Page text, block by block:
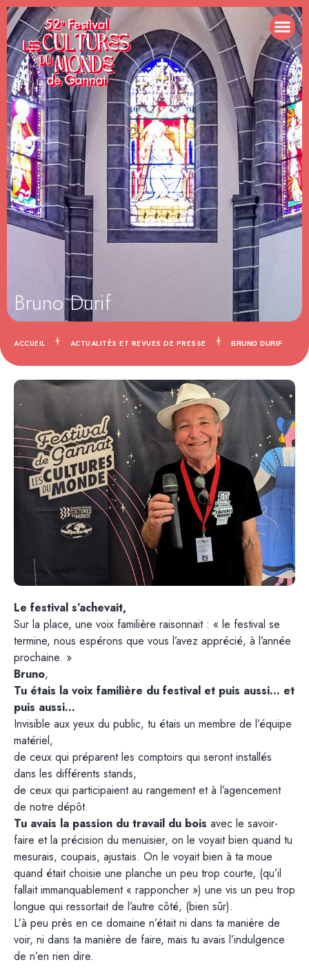
Bruno Durif
ACCUEIL ACTUALITÉS ET REVUES DE PRESSE BRUNO DURIF
Le festival s’achevait,
Sur la place, une voix familière raisonnait : « le festival se
termine, nous espérons que vous l’avez apprécié, à l’année
prochaine. »
Bruno,
Tu étais la voix familière du festival et puis aussi… et
puis aussi…
Invisible aux yeux du public, tu étais un membre de l’équipe
matériel,
de ceux qui préparent les comptoirs qui seront installés
dans les différents stands,
de ceux qui participaient au rangement et à l’agencement
de notre dépôt.
Tu avais la passion du travail du bois avec le savoir-
faire et la précision du menuisier, on le voyait bien quand tu
mesurais, coupais, ajustais. On le voyait bien à ta moue
quand était choisie une planche un peu trop courte, (qu’il
fallait immanquablement « rapponcher ») une vis un peu trop
longue qui ressortait de l’autre côté, (bien sûr).
L’à peu près en ce domaine n’était ni dans ta manière de
voir, ni dans ta manière de faire, mais tu avais l’indulgence
de n’en rien dire.